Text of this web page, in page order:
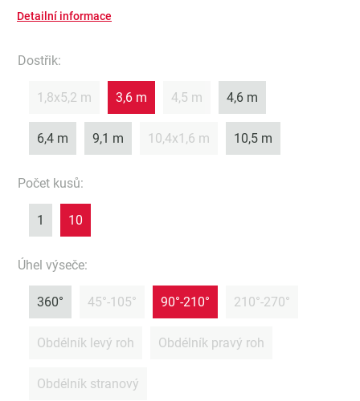
Detailní informace
Dostřik:
1,8x5,2 m 3,6 m 4,5 m 4,6 m
6,4 m 9,1 m 10,4x1,6 m 10,5 m
Počet kusů:
1 10
Úhel výseče:
360° 45°-105° 90°-210° 210°-270°
Obdélník levý roh Obdélník pravý roh
Obdélník stranový